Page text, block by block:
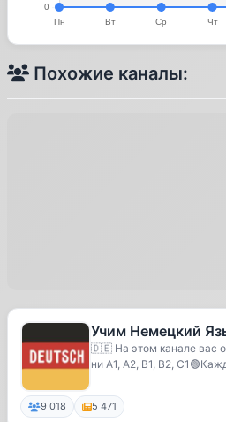
Похожие каналы:
Учим Немецкий
🇩🇪 На этом канале вас
ни А1, А2, В1, В2,
9 018 5 471